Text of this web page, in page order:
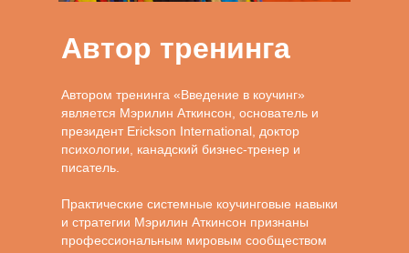
Автором тренинга «Введение в коучинг»
является Мэрилин Аткинсон, основатель и
президент Erickson International, доктор
психологии, канадский бизнес-тренер и
писатель.
Практические системные коучинговые навыки
и стратегии Мэрилин Аткинсон признаны
профессиональным мировым сообществом
Автор тренинга